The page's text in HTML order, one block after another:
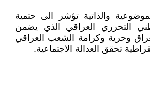
والذاتية تؤشر الى حتمية
التحرري العراقي الذي يضمن
وحرية وكرامة الشعب العراقي
تحقق العدالة الاجتماعية.